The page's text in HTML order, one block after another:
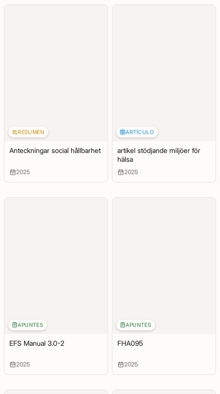
RESUMEN
Anteckningar social hållbarhet
2025
ARTÍCULO
artikel stödjande miljöer för
hälsa
2025
APUNTES
EFS Manual 3.0-2
2025
APUNTES
FHA095
2025